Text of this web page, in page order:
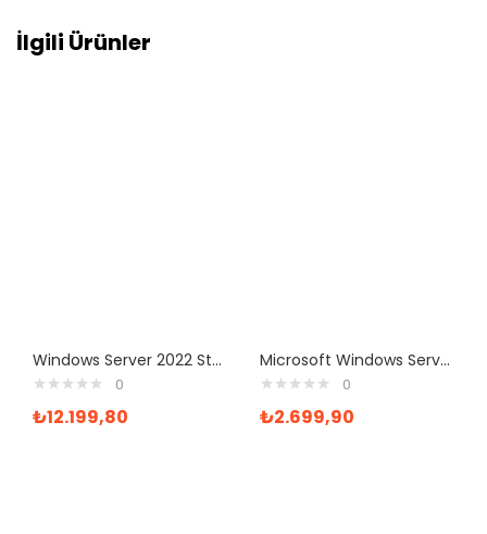
İlgili Ürünler
Windows Server 2022 Standard ROK (16 core) – MultiLang
0
₺12.199,80
Microsoft Windows Server 2012 RDS 50 User Lisans
0
₺2.699,90